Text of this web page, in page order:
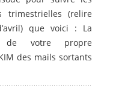
trimestrielles (relire
que voici : La
de votre propre
des mails sortants